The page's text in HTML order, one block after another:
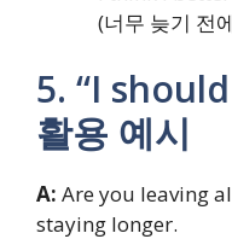
(너무 늦기 전
5. “I
활용 예시
A: Are you leaving
staying longer.